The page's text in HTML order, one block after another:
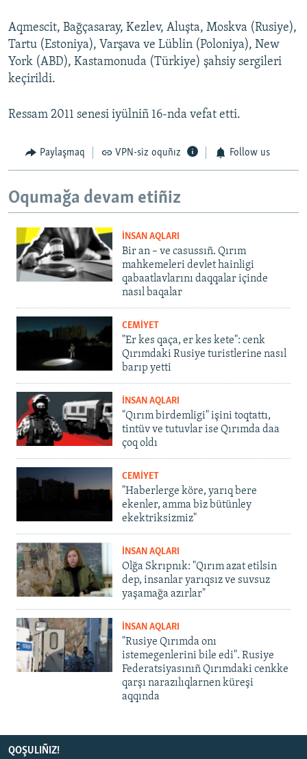
Aqmescit, Bağçasaray, Kezlev, Aluşta, Moskva (Rusiye),
Tartu (Estoniya), Varşava ve Lüblin (Poloniya), New
York (ABD), Kastamonuda (Türkiye) şahsiy sergileri
keçirildi.
Ressam 2011 senesi iyülniñ 16-nda vefat etti.
Paylaşmaq VPN-siz oquñız Follow us
Oqumağa devam etiñiz
İNSAN AQLARI
Bir an – ve casussıñ. Qırım
mahkemeleri devlet hainligi
qabaatlavlarını daqqalar içinde
nasıl baqalar
CEMİYET
"Er kes qaça, er kes kete": cenk
Qırımdaki Rusiye turistlerine nasıl
barıp yetti
İNSAN AQLARI
"Qırım birdemligi" işini toqtattı,
tintüv ve tutuvlar ise Qırımda daa
çoq oldı
CEMİYET
"Haberlerge köre, yarıq bere
ekenler, amma biz bütünley
ekektriksizmiz"
İNSAN AQLARI
Olğa Skrıpnık: "Qırım azat etilsin
dep, insanlar yarıqsız ve suvsuz
yaşamağa azırlar"
İNSAN AQLARI
"Rusiye Qırımda onı
istemegenlerini bile edi". Rusiye
Federatsiyasınıñ Qırımdaki cenkke
qarşı narazılıqlarnen küreşi
aqqında
QOŞULIÑIZ!